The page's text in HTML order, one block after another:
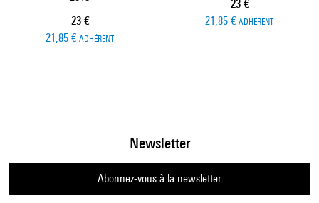
Prix ​​actuel
23 €
21,85 € ADHÉRENT
Prix ​​actuel
23 €
21,85 € ADHÉRENT
Newsletter
Abonnez-vous à la newsletter